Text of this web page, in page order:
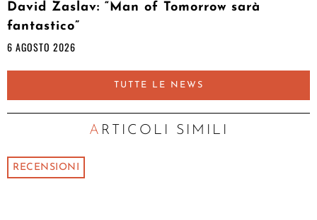
David Zaslav: “Man of Tomorrow sarà
fantastico”
6 AGOSTO 2026
TUTTE LE NEWS
ARTICOLI SIMILI
RECENSIONI